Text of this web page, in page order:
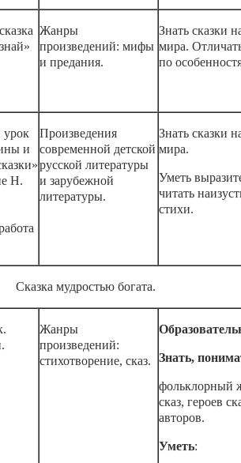
Жанры
произведений: мифы
и предания.
Знать сказки
мира.
по
и
Н.
Произведения
современной детской
русской литературы
и зарубежной
литературы.
Знать сказки
мира.
Уметь
читать
стихи.
богата.
Жанры
произведений:
стихотворение, сказ.
Знать,
фольклорный
сказ, героев
авторов.
Уметь: